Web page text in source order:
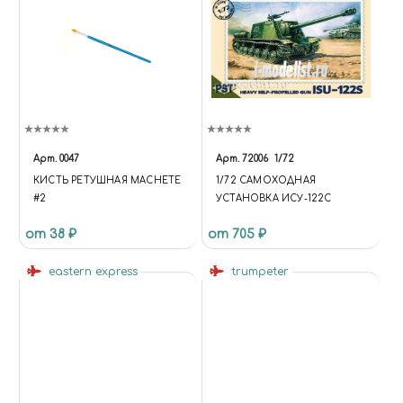
Арт. 0047
КИСТЬ РЕТУШНАЯ MACHETE
#2
от 38 ₽
Арт. 72006 1/72
1/72 САМОХОДНАЯ
УСТАНОВКА ИСУ-122С
от 705 ₽
eastern express trumpeter